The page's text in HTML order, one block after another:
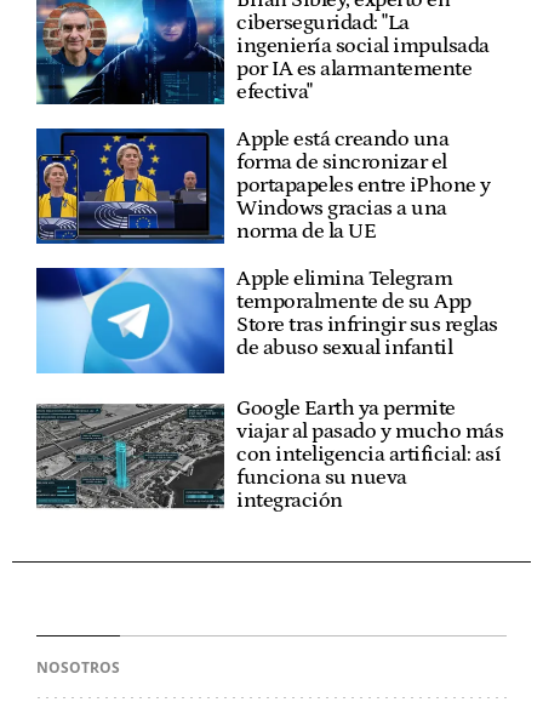
ciberseguridad: "La
ingeniería social impulsada
por IA es alarmantemente
efectiva"
Apple está creando una
forma de sincronizar el
portapapeles entre iPhone y
Windows gracias a una
norma de la UE
Apple elimina Telegram
temporalmente de su App
Store tras infringir sus reglas
de abuso sexual infantil
Google Earth ya permite
viajar al pasado y mucho más
con inteligencia artificial: así
funciona su nueva
integración
NOSOTROS